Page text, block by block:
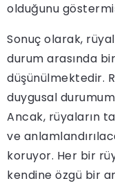
olduğunu
Sonuç olarak,
durum arasında
düşünülmektedir.
duygusal
Ancak, rüyaların
ve
koruyor. Her bir
kendine özgü bir